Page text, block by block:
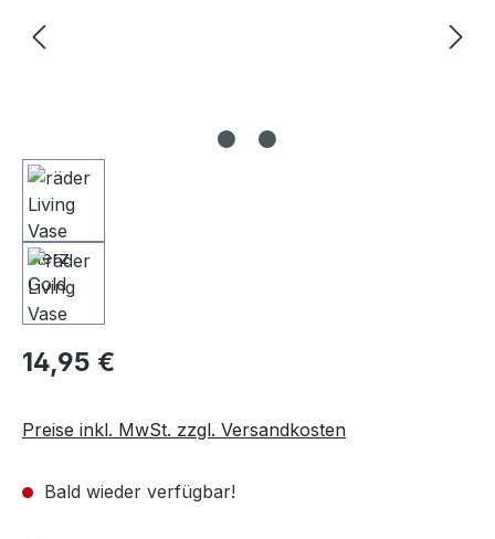
14,95 €
Preise inkl. MwSt. zzgl. Versandkosten
Bald wieder verfügbar!